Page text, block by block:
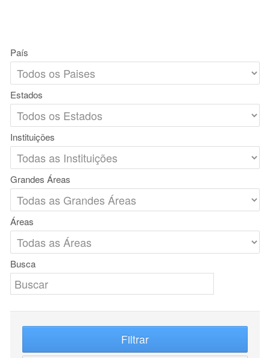
País
Estados
Instituições
Grandes Áreas
Áreas
Busca
Filtrar